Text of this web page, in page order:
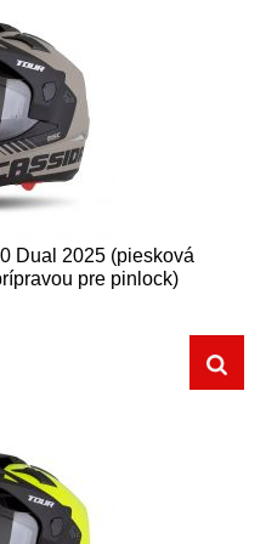
Dual 2025 (piesková
pre pinlock)